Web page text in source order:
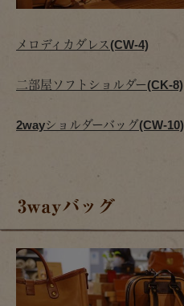
メロディカダレス(CW-4)
二部屋ソフトショルダー(CK-8)
2wayショルダーバッグ(CW-10)
3wayバッグ